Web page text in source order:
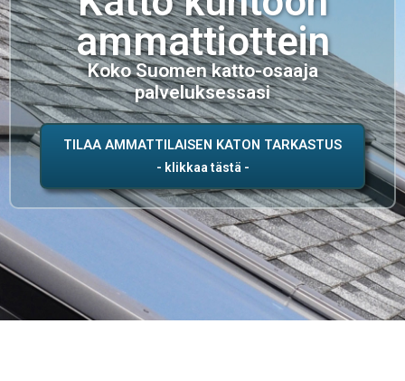
ammattiottein
Koko Suomen katto-osaaja
palveluksessasi
TILAA AMMATTILAISEN KATON TARKASTUS